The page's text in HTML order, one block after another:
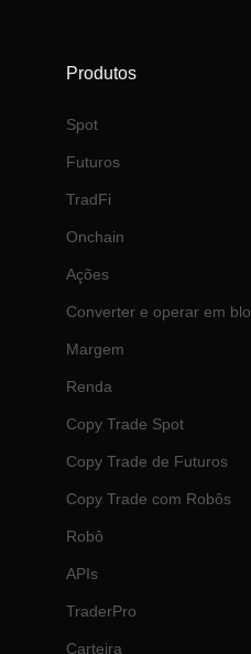
Produtos
Spot
Futuros
TradFi
Onchain
Ações
Converter e operar em
Margem
Renda
Copy Trade Spot
Copy Trade de Futuros
‌Copy Trade com Robôs
Robô
APIs
TraderPro
Carteira